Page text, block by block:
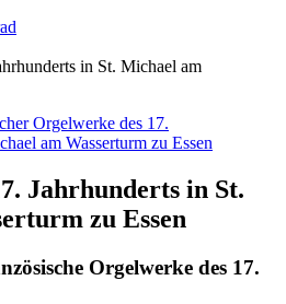
in St. Michael am
Jahrhunderts in St.
zu Essen
Orgelwerke des 17.